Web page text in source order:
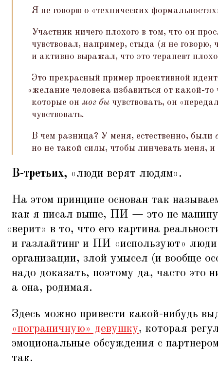
Я не говорю о «технических
Участник ничего плохого в том, что он
чувствовал, например, стыда (я не говорю,
и активно выражал, что это терапевт
Это прекрасный пример проективной
«желание человека избавиться от какой-то
которые онмог бы чувствовать, он «
чувствовать.
В чем разница? У меня, естественно, были
но не такой силы, чтобы линчевать меня, и
В-третьих, «люди верят людям».
На этом принципе основан так
как я писал выше, ПИ — это не
«верит» в то, что его картина
и газлайтинг и ПИ «используют»
организации, злой умысел (и вообще
надо доказать, поэтому да, часто это
а она, родимая.
Здесь можно привести какой-нибудь
«пограничную» девушку, которая
эмоциональные обсуждения с
так.